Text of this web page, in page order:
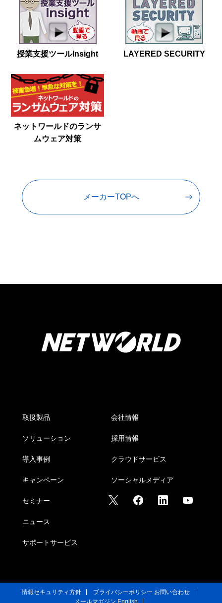
授業支援ツールInsight LAYERED SECURITY
ネットワールドのランサ
ムウェア対策
メーカーTOPへ
取扱製品
ソリューション
導入事例
キャンペーン
セミナー
ニュース
サポートサービス
会社情報
採用情報
クラウドサービス
ソーシャルメディア
情報セキュリティ方針 プライバシーポリシー お問い合わせ
メールマガジン English